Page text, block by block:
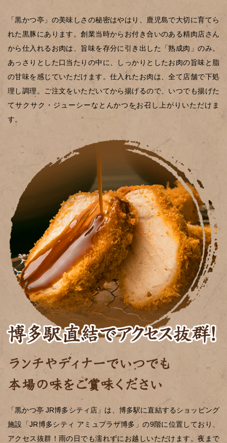
「黒かつ亭」の美味しさの秘密はやはり、鹿児島で大切に育てら
れた黒豚にあります。創業当時からお付き合いのある精肉店さん
から仕入れるお肉は、旨味を存分に引き出した「熟成肉」のみ。
あっさりとした口当たりの中に、しっかりとしたお肉の旨味と脂
の甘味を感じていただけます。仕入れたお肉は、全て店舗で下処
理し調理。ご注文をいただいてから揚げるので、いつでも揚げた
てサクサク・ジューシーなとんかつをお召し上がりいただけま
す。
「黒かつ亭 JR博多シティ店」は、博多駅に直結するショッピング
施設「JR博多シティ アミュプラザ博多」の9階に位置しており、
アクセス抜群！雨の日でも濡れずにお越しいただけます。夜まで